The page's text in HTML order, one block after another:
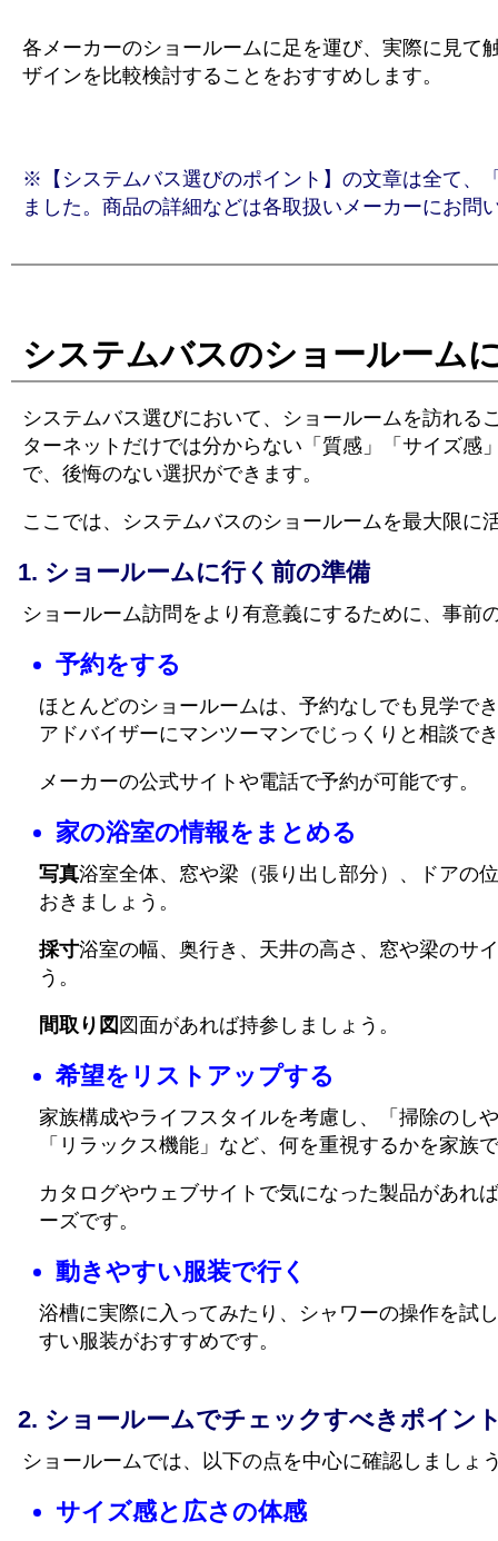
各メーカーのショールームに足を運び、実際に見て
ザインを比較検討することをおすすめします。
※【システムバス選びのポイント】の文章は全て、
ました。商品の詳細などは各取扱いメーカーにお問
システムバスのショールーム
システムバス選びにおいて、ショールームを訪れる
ターネットだけでは分からない「質感」「サイズ感
で、後悔のない選択ができます。
ここでは、システムバスのショールームを最大限に
ショールームに行く前の準備
ショールーム訪問をより有意義にするために、事前
予約をする
ほとんどのショールームは、予約なしでも見学で
アドバイザーにマンツーマンでじっくりと相談で
メーカーの公式サイトや電話で予約が可能です。
家の浴室の情報をまとめる
写真浴室全体、窓や梁（張り出し部分）、ドアの
おきましょう。
採寸浴室の幅、奥行き、天井の高さ、窓や梁のサ
う。
間取り図 図面があれば持参しましょう。
希望をリストアップする
家族構成やライフスタイルを考慮し、「掃除のし
「リラックス機能」など、何を重視するかを家族
カタログやウェブサイトで気になった製品があれ
ーズです。
動きやすい服装で行く
浴槽に実際に入ってみたり、シャワーの操作を試
すい服装がおすすめです。
ショールームでチェックすべきポイン
ショールームでは、以下の点を中心に確認しましょ
サイズ感と広さの体感